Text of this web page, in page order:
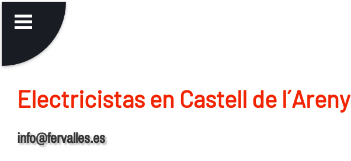
Electricistas en Castell de l´Areny
info@fervalles.es